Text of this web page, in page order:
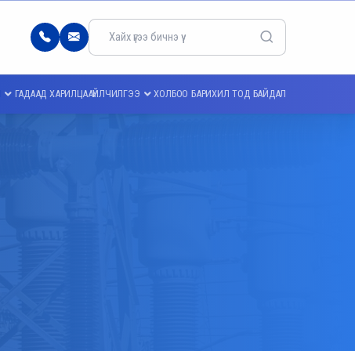
77103344info@meei.energy.gov.mn
ГАДААД ХАРИЛЦААҮЙЛЧИЛГЭЭ ХОЛБОО БАРИХИЛ ТОД БАЙДАЛ